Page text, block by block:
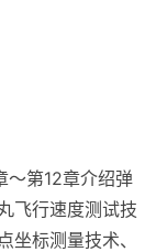
～第12章介绍弹
飞行速度测试技
坐标测量技术、